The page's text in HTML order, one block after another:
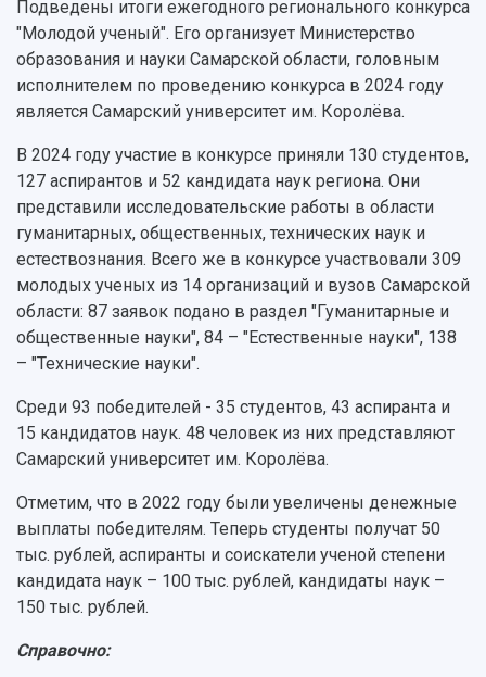
Попечительский совет
Ученый совет
Ректорат
Кадровый резерв
Персоналии
Сотрудники и преподаватели
Заслуженные деятели
Структура университета
Институты и факультеты
Кафедры
Научные подразделения
Отделы и службы
Институт искусственного интеллекта
Инжиниринговый центр
Аграрный карбоновый полигон
Фирменный стиль
Устойчивое развитие
3D-тур по университету
Пресс-центр
Газета "Полет"
Газета "Самарский университет"
Мы в соцсетях
Мультимедиа
Подкасты
Просветительский проект "Одержимы
Учебные планы
Дополнительное образование
Институты и факультеты
Образовательные программы
Профессорско-преподавательский состав
Расписание занятий
Стипендии
Тестирование иностранных граждан на
знание русского языка, истории России и
основ законодательства РФ
Скидки на обучение
Подготовительные курсы
Библиотека
Видеолекции
Противодействие COVID-19
Научно-технический совет
Научные проекты и темы
Аспирантура и докторантура
Справочные материалы
Научная инфраструктура
Научно-исследовательские подразделения
Структурная схема управления научно-
исследовательской деятельностью
Материальная база
Подразделения научного обслуживания
Организационные документы
Результаты научно-исследовательской
деятельности
Научно-технические разработки
Областной конкурс "Молодой учёный"
Отчеты о научно-исследовательской
деятельности
Журналы Самарского университета
Научные конференции
Публикации и издания
Подведены итоги ежегодного регионального конкурса
"Молодой ученый". Его организует Министерство
образования и науки Самарской области, головным
исполнителем по проведению конкурса в 2024 году
является Самарский университет им. Королёва.
В 2024 году участие в конкурсе приняли 130 студентов,
127 аспирантов и 52 кандидата наук региона. Они
представили исследовательские работы в области
гуманитарных, общественных, технических наук и
естествознания. Всего же в конкурсе участвовали 309
молодых ученых из 14 организаций и вузов Самарской
области: 87 заявок подано в раздел "Гуманитарные и
общественные науки", 84 – "Естественные науки", 138
– "Технические науки".
Среди 93 победителей - 35 студентов, 43 аспиранта и
15 кандидатов наук. 48 человек из них представляют
Самарский университет им. Королёва.
Отметим, что в 2022 году были увеличены денежные
выплаты победителям. Теперь студенты получат 50
тыс. рублей, аспиранты и соискатели ученой степени
кандидата наук – 100 тыс. рублей, кандидаты наук –
150 тыс. рублей.
Справочно: